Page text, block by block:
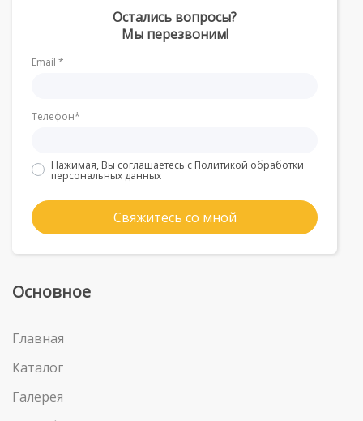
Остались вопросы?
Мы перезвоним!
Email *
Телефон*
Нажимая, Вы соглашаетесь с Политикой обработки
персональных данных
Свяжитесь со мной
Основное
Главная
Каталог
Галерея